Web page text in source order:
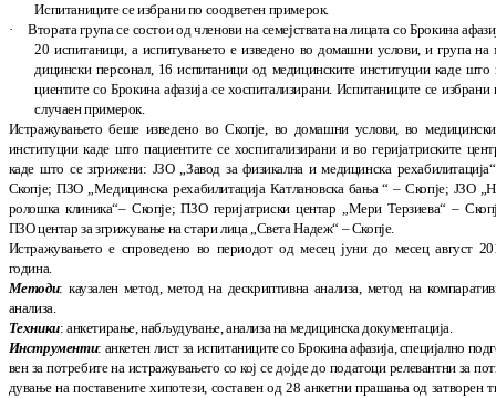
Испитаниците се избрани по соодветен примерок.
·
Втората група се состои од чле­нови на семејствата на лицата со Брокина афази
20 испитаници, а испи­тувањето е изведено во домашни услови, и група на
дицински пер­сонал, 16 испитаници од меди­цин­ските институции каде што
ци­ентите со Брокина афазија се хос­пи­тализирани. Ис­пи­та­ни­ци­те се избрани
слу­чаен примерок.
Истражувањето беше изведено во Скопје, во домашни услови, во
институции каде што пациентите се хоспитализирани и во геријатриските
каде што се згрижени: ЈЗО „Завод за физикална и медицинска рехабилитација“
Скопје; ПЗО „Медицинска рехабилитација Катлановска бања“– Скопје; ЈЗО „
ролошка клиника“– Скопје; ПЗО геријатриски центар „Мери Терзиева“–
ПЗО центар за згрижување на стари лица „Света Надеж“ – Скопје.
Истражувањето е спроведено во периодот од месец јуни до месец август
година.
Методи: каузален метод, метод на дескри­п­тивна анализа,метод на
ана­лиза.
Техники: анкетирање, набљудување, анализа на медицинска документација.
Инструменти: анкетен лист за испитаниците со Брокинаафазија, специјално под
вен за потребите на истражувањето со кој се дојде до податоци релевантни за
дување на поставените хипотези, составен од 28 анкетни прашања од затворен